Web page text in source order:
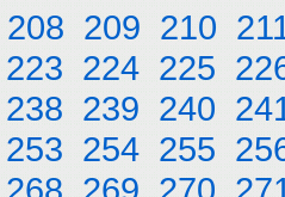
208 209 210
223 224 225
238 239 240
253 254 255
268 269 270